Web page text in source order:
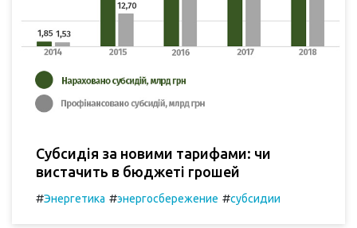
Субсидія за новими тарифами: чи
вистачить в бюджеті грошей
#Энергетика #энергосбережение #субсидии